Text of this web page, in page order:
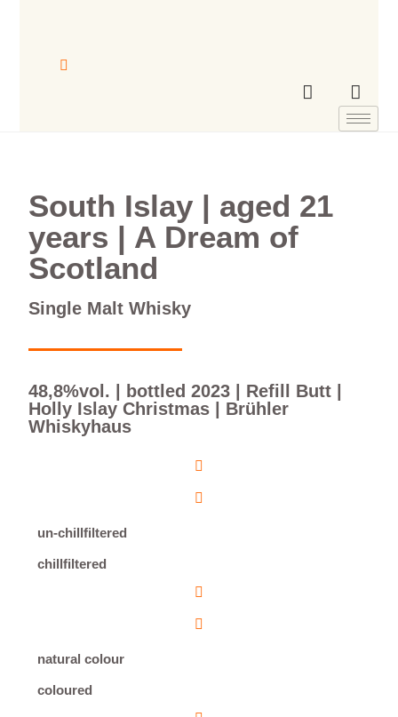
South Islay | aged 21
years | A Dream of
Scotland
Single Malt Whisky
48,8%vol. | bottled 2023 | Refill Butt |
Holly Islay Christmas | Brühler
Whiskyhaus
un-chillfiltered
chillfiltered
natural colour
coloured